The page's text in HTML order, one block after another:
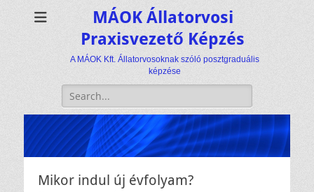
MÁOK Állatorvosi
Praxisvezető Képzés
A MÁOK Kft. Állatorvosoknak szóló posztgraduális
képzése
Keresés:
Mikor indul új évfolyam?